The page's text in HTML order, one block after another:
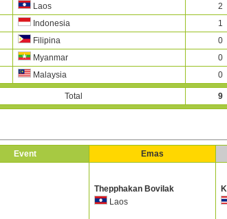
Laos 2
Indonesia 1
Filipina 0
Myanmar 0
Malaysia 0
Total 9
Event Emas
Thepphakan Bovilak
Laos